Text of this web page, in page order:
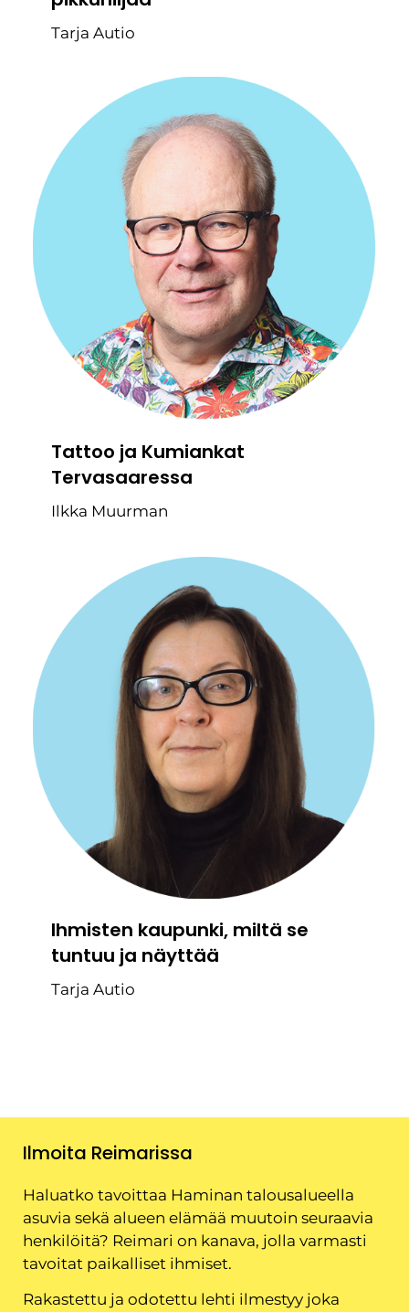
Tarja Autio
Tattoo ja Kumiankat
Tervasaaressa
Ilkka Muurman
Ihmisten kaupunki, miltä se
tuntuu ja näyttää
Tarja Autio
Ilmoita Reimarissa
Haluatko tavoittaa Haminan talousalueella
asuvia sekä alueen elämää muutoin seuraavia
henkilöitä? Reimari on kanava, jolla varmasti
tavoitat paikalliset ihmiset.
Rakastettu ja odotettu lehti ilmestyy joka